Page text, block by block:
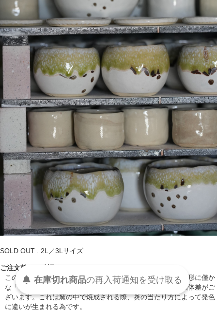
SOLD OUT : 2L／3Lサイズ
ご注文前にご確認ください。
この商品は全て手作業で作られているため、ひとつひとつの形に僅か
な「ゆらぎ」がございます。また、色味に関しても若干の個体差がご
ざいます。これは窯の中で焼成される際、炎の当たり方によって発色
に違いが生まれる為です。
在庫切れ商品の再入荷通知を受け取る